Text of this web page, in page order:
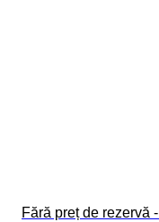
Fără preț de rezervă -